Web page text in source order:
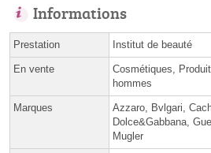
Informations
Prestation Institut de beauté
En vente
Cosmétiques,
hommes
Marques
Azzaro, Bvlgari,
Dolce&Gabbana,
Mugler